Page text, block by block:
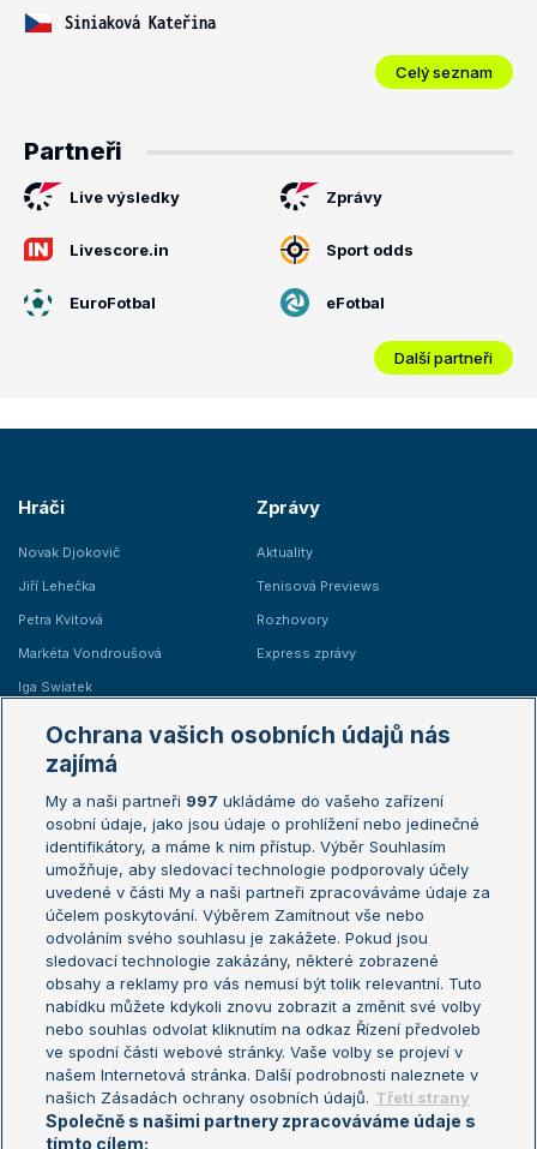
Siniaková Kateřina
Celý seznam
Partneři
Live výsledky Zprávy
Livescore.in Sport odds
EuroFotbal eFotbal
Další partneři
Hráči
Novak Djokovič
Jiří Lehečka
Petra Kvitová
Markéta Vondroušová
Iga Swiatek
Zprávy
Aktuality
Tenisová Previews
Rozhovory
Express zprávy
Žebříčky
Žebříček ATP (muži)
Žebříček WTA (ženy)
Sázkařský žebříček
Australian Open
French Open
Wimbledon
US Open
Turnaj mistrů
Turnaj mistryň
Aktualní trendy
Fotbalové přestupy
Livesport Daily
LS Prague Open
Ochrana vašich osobních údajů nás
zajímá
My a naši partneři 997 ukládáme do vašeho zařízení
osobní údaje, jako jsou údaje o prohlížení nebo jedinečné
identifikátory, a máme k nim přístup. Výběr Souhlasím
umožňuje, aby sledovací technologie podporovaly účely
uvedené v části My a naši partneři zpracováváme údaje za
účelem poskytování. Výběrem Zamítnout vše nebo
odvoláním svého souhlasu je zakážete. Pokud jsou
sledovací technologie zakázány, některé zobrazené
obsahy a reklamy pro vás nemusí být tolik relevantní. Tuto
nabídku můžete kdykoli znovu zobrazit a změnit své volby
nebo souhlas odvolat kliknutím na odkaz Řízení předvoleb
ve spodní části webové stránky. Vaše volby se projeví v
našem Internetová stránka. Další podrobnosti naleznete v
našich Zásadách ochrany osobních údajů. Třetí strany
Společně s našimi partnery zpracováváme údaje s
tímto cílem: